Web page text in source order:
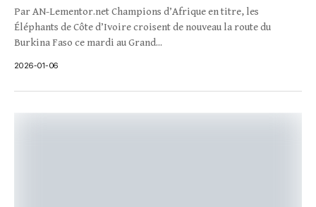
Par AN-Lementor.net Champions d’Afrique en titre, les
Éléphants de Côte d’Ivoire croisent de nouveau la route du
Burkina Faso ce mardi au Grand...
2026-01-06